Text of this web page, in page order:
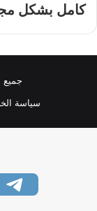
كامل بشكل
جميع
سياسة